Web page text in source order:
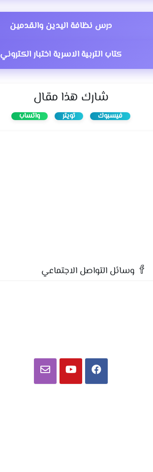
درس نظافة اليدين والقدمين
كتاب التربية الاسرية اختبار الكتروني
شارك هذا مقال
فيسبوك تويتر واتساب
وسائل التواصل الاجتماعي